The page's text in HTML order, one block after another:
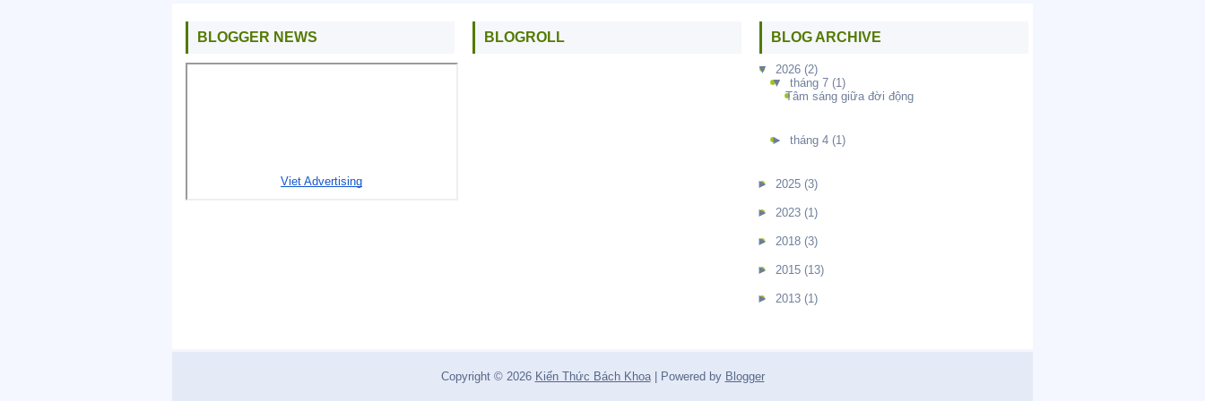
BLOGGER NEWS BLOGROLL BLOG ARCHIVE
▼ 2026 (2)
▼ tháng 7 (1)
Tâm sáng giữa đời động
► tháng 4 (1)
► 2025 (3)
► 2023 (1)
► 2018 (3)
► 2015 (13)
► 2013 (1)
Copyright © 2026 Kiến Thức Bách Khoa| Powered by Blogger